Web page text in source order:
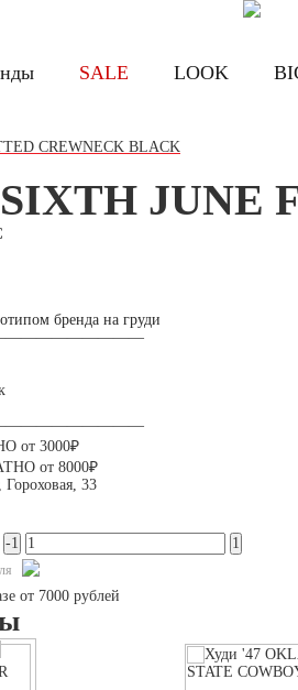
Бесплатная доставка по России
SALE LOOK
при заказе от 8000 руб., по Санкт-
SALE LOOK
JUNE
бренда на груди
от 3000₽
от 8000₽
33
от 7000 рублей